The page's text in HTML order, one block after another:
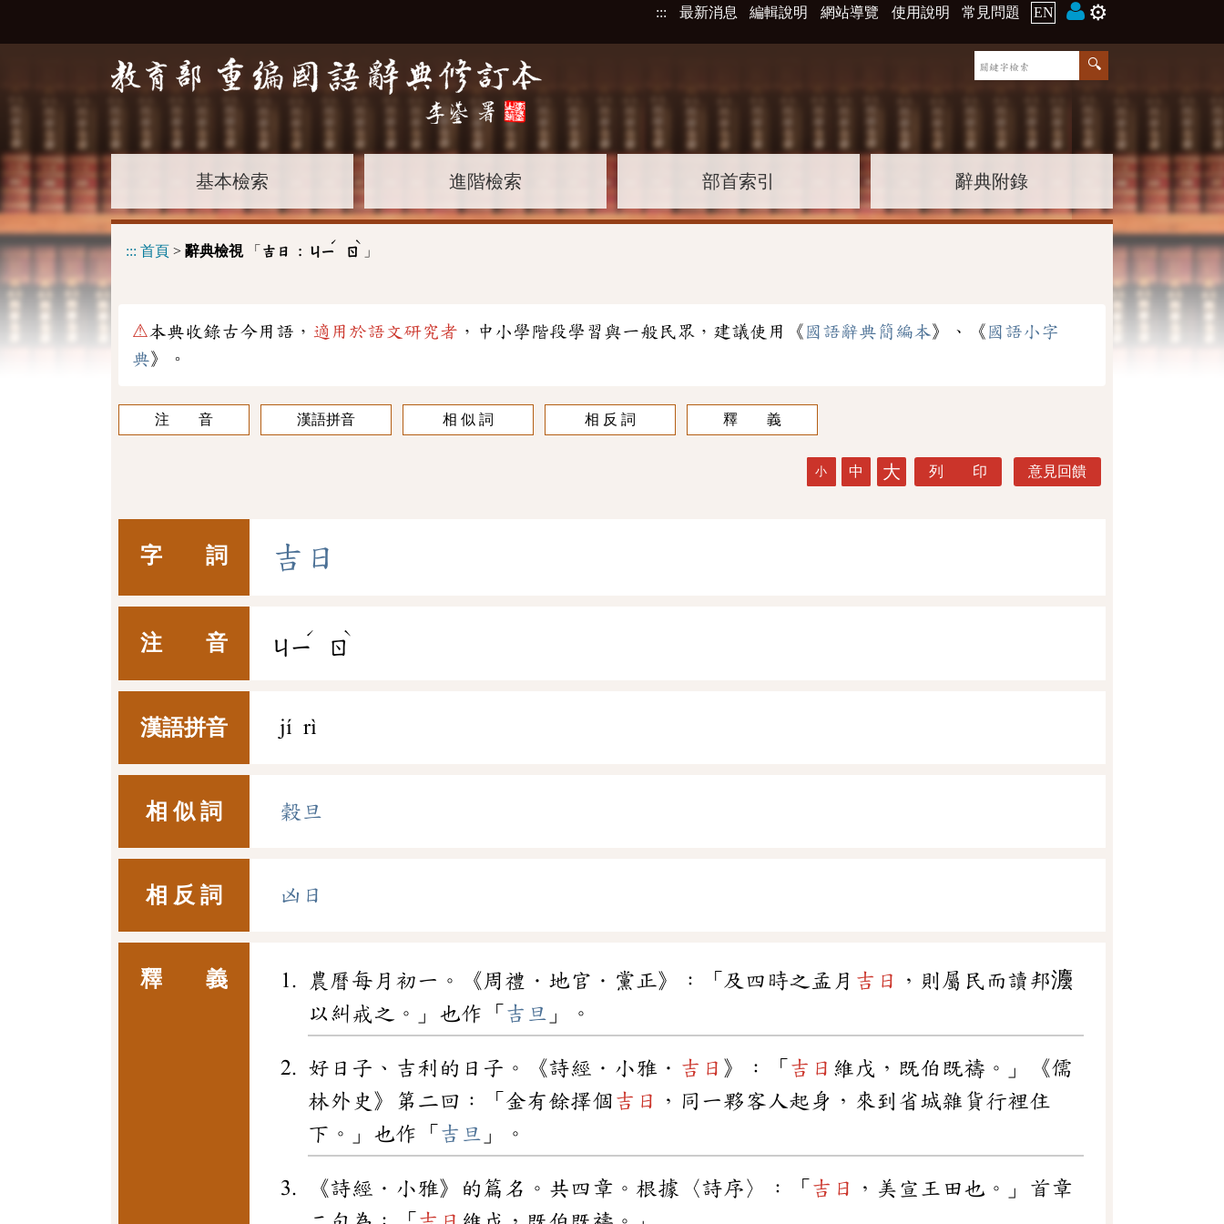
::: 最新消息 編輯說明 網站導覽 使用說明 常見問題 EN ⚙️
基本檢索 進階檢索 部首索引 辭典附錄
::: 首頁 > 辭典檢視「 吉日 : ㄐㄧ
ˊ
ㄖ
ˋ
」
⚠本典收錄古今用語， 適用於語文研究者 ，中小學階段學習與一般民眾，建議使用《 國語辭典簡編本》、《 國語小字
典》。
注 音 漢語拼音 相 似 詞 相 反 詞 釋 義
小 中 大 列 印 意見回饋
字 詞 吉 日
注 音 ㄐㄧ
ˊ
ㄖ
ˋ
漢語拼音 jí rì
相 似 詞 穀旦
相 反 詞 凶日
釋 義 農曆每月初一。《周禮．地官．黨正》：「及四時之孟月 吉日
，則屬民而讀邦灋
以糾戒之。」也作「 吉旦 」。
好日子、吉利的日子。《詩經．小雅． 吉日 》：「 吉日 維戊，既伯既禱。」《儒
林外史》第二回：「金有餘擇個 吉日
，同一夥客人起身，來到省城雜貨行裡住
下。」也作「 吉旦 」。
《詩經．小雅》的篇名。共四章。根據〈詩序〉：「 吉日
，美宣王田也。」首章